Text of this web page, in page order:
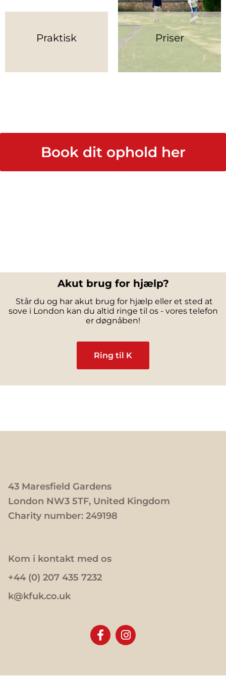
Praktisk Priser
Book dit ophold her
Akut brug for hjælp?
Står du og har akut brug for hjælp eller et sted at
sove i London kan du altid ringe til os - vores telefon
er døgnåben!
Ring til K
43 Maresfield Gardens
London NW3 5TF, United Kingdom
Charity number: 249198
Kom i kontakt med os
+44 (0) 207 435 7232
k@kfuk.co.uk